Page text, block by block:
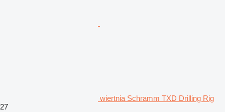
wiertnia Schramm TXD Drilling Rig
27